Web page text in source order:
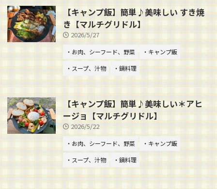
【キャンプ飯】簡単♪美味しい すき焼
き【マルチグリドル】
2026/5/27
・お肉、シーフード、野菜
・キャンプ飯
・スープ、汁物
・鍋料理
【キャンプ飯】簡単♪美味しい＊アヒ
ージョ【マルチグリドル】
2026/5/22
・お肉、シーフード、野菜
・キャンプ飯
・スープ、汁物
・鍋料理